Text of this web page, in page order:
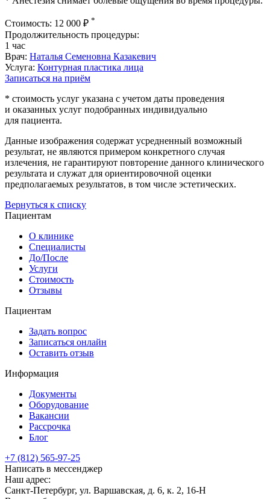
Стоимость: 12 000 ₽ *
Продолжительность процедуры:
1 час
Врач: Наталья Семеновна Казакевич
Услуга: Контурная пластика лица
Записаться на приём
* стоимость услуг указана с учетом даты проведения
и оказанных услуг подобранных индивидуально
для пациента.
Данные изображения содержат усредненный возможный
результат, не являются примером конкретного случая
излечения, не гарантируют повторение данного клинического
результата и служат для ориентировочной оценки
предполагаемых результатов, в том числе эстетических.
Вернуться к списку
Пациентам
О клинике
Специалисты
До/После
Услуги
Стоимость
Отзывы
Пациентам
Задать вопрос
Записаться онлайн
Оставить отзыв
Информация
Документы
Оборудование
Вакансии
Рассрочка
Блог
+7 (812) 565-97-25
Написать в мессенджер
Наш адрес:
Санкт-Петербург, ул. Варшавская, д. 6, к. 2, 16-Н